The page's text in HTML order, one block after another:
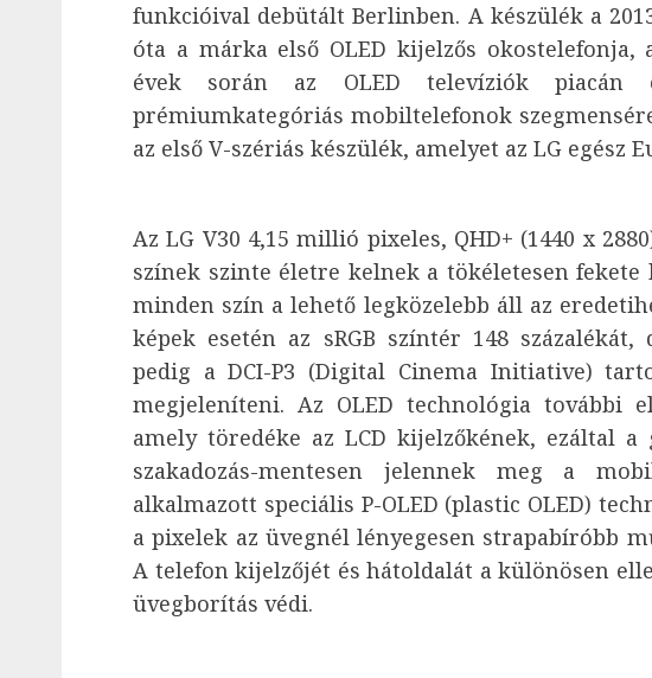
funkcióival debütált Berlinben. A készülék a
óta a márka első OLED kijelzős
évek során az OLED televíziók piacán
prémiumkategóriás mobiltelefonok
az első V-szériás készülék, amelyet az LG egész
Az LG V30 4,15 millió pixeles, QHD+ (1440 x
színek szinte életre kelnek a tökéletesen
minden szín a lehető legközelebb áll az
képek esetén az sRGB színtér 148
pedig a DCI-P3 (Digital Cinema Initiative)
megjeleníteni. Az OLED technológia további
amely töredéke az LCD kijelzőkének, ezáltal
szakadozás-mentesen jelennek meg a
alkalmazott speciális P-OLED (plastic OLED)
a pixelek az üvegnél lényegesen strapabíróbb
A telefon kijelzőjét és hátoldalát a különösen
üvegborítás védi.